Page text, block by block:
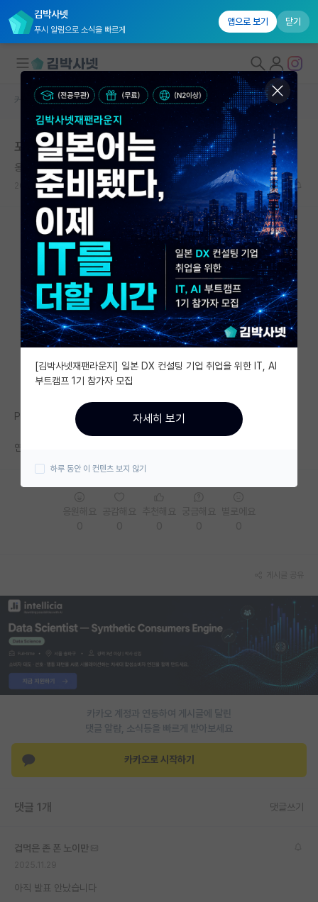
김박사넷
푸시 알림으로 소식을 빠르게
앱으로 보기 닫기
대학원생 모집
국내대학원 정보
연구실&오픈랩
커뮤니티
커뮤니티 홈
전체글보기
베스트 게시판
IF 명예의전당
자유 게시판(아무개랩)
미국 유학 게시판
미국 대학원 합격 후기 게시판
대학원생 모집 게시판
연구실(PI) 홍보 게시판
취업 게시판
임용 후기 게시판
PI 전용 게시판
인문사회 계열 게시판
특수/전문대학원 게시판
반도체/AI 게시판
학술 정보 게시판
커리어
유학교육
커뮤니티 홈 학부 인턴 게시판
포스텍 반도체공학과 겨울 인턴연락
옹졸한 베르너 하이젠버그
2025.11.28 1289
Postech 반도체공학과 겨울 인턴 연락오신분 계신가요?
연락이 안오는걸 보니 떨어졌나보네요
카카오 계정과 연동하여 게시글에 달린
댓글 알람, 소식등을 빠르게 받아보세요
카카오로 시작하기
댓글 1개 댓글쓰기
겁먹은 존 폰 노이만
아직 발표 안났습니다
[김박사넷재팬라운지] 일본 DX 컨설팅 기업 취업을 위한 IT, AI
부트캠프 1기 참가자 모집
자세히 보기
하루 동안 이 컨텐츠 보지 않기